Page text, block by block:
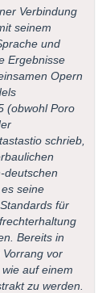
Verbindung
seinem
und
Ergebnisse
Opern
(obwohlPoro
schrieb,
deutschen
seine
für
Bereits in
vor
auf einem
zu werden.